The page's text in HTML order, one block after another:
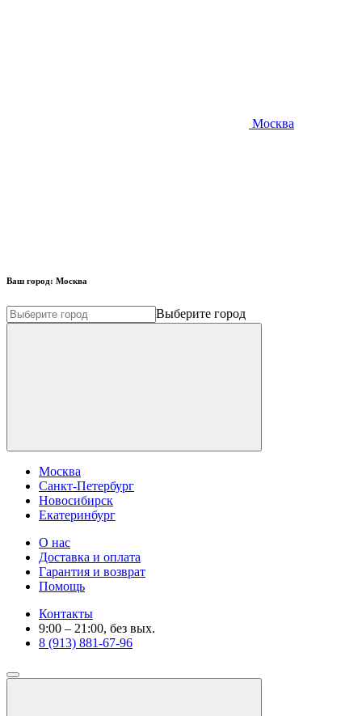
Москва
Ваш город: Москва
Выберите город
Москва
Санкт-Петербург
Новосибирск
Екатеринбург
О нас
Доставка и оплата
Гарантия и возврат
Помощь
Контакты
9:00 – 21:00, без вых.
8 (913) 881-67-96